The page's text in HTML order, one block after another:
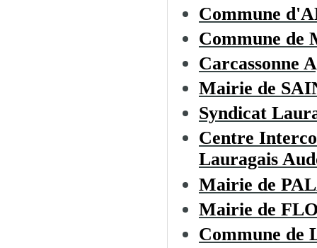
Commune
Commune
Carcassonne
Mairie de
Syndicat
Centre
Lauragais
Mairie de
Mairie de
Commune de